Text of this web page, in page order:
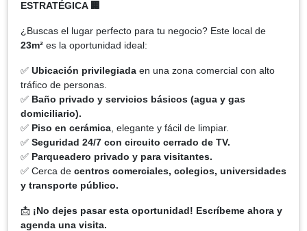
ESTRATÉGICA 🏢
¿Buscas el lugar perfecto para tu negocio? Este local de
23m² es la oportunidad ideal:
✅ Ubicación privilegiada en una zona comercial con alto
tráfico de personas.
✅ Baño privado y servicios básicos (agua y gas
domiciliario).
✅ Piso en cerámica , elegante y fácil de limpiar.
✅ Seguridad 24/7 con circuito cerrado de TV.
✅ Parqueadero privado y para visitantes.
✅ Cerca de centros comerciales, colegios, universidades
y transporte público.
📩 ¡No dejes pasar esta oportunidad! Escríbeme ahora y
agenda una visita.